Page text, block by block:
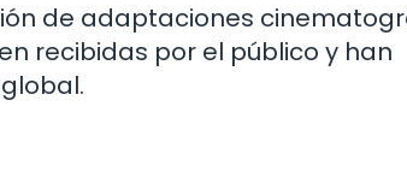
de adaptaciones
recibidas por el público y han